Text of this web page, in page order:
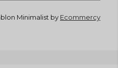
Minimalist by Ecommercy